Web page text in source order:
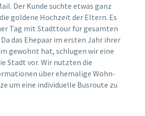
Der Kunde suchte etwas ganz
goldene Hochzeit der Eltern. Es
Tag mit Stadttour für gesamten
das Ehepaar im ersten Jahr ihrer
gewohnt hat, schlugen wir eine
Stadt vor. Wir nutzten die
über ehemalige Wohn-
um eine individuelle Busroute zu